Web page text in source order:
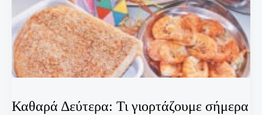
Καθαρά Δεύτερα: Τι γιορτάζουμε σήμερα